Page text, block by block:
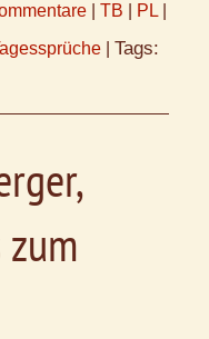
TB PL
Tags:
zum